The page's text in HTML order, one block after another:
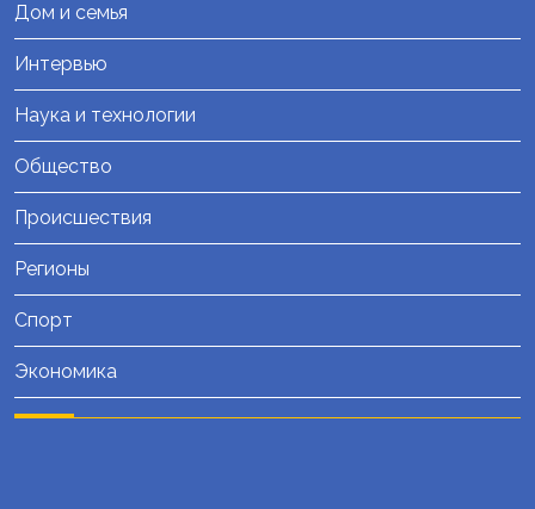
Дом и семья
Интервью
Наука и технологии
Общество
Происшествия
Регионы
Спорт
Экономика